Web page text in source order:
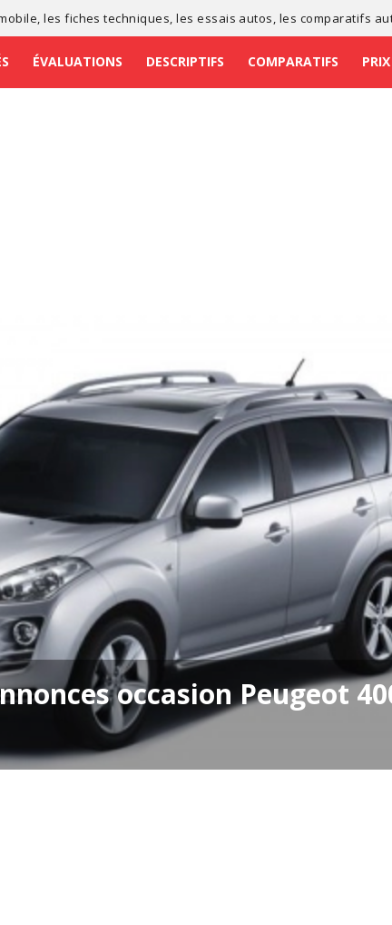
, lesfiches techniques , lesessais autos , les comparatifs
ÉVALUATIONS DESCRIPTIFS COMPARATIFS PRIX
occasion Peugeot